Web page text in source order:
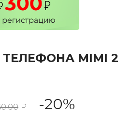
MIMI 2
Р -20%